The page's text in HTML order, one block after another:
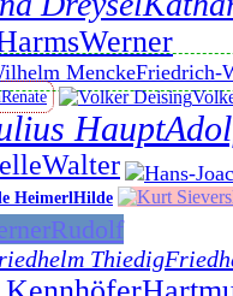
Werner
Friedrich-
Renate
Walter
Hilde
Rudolf